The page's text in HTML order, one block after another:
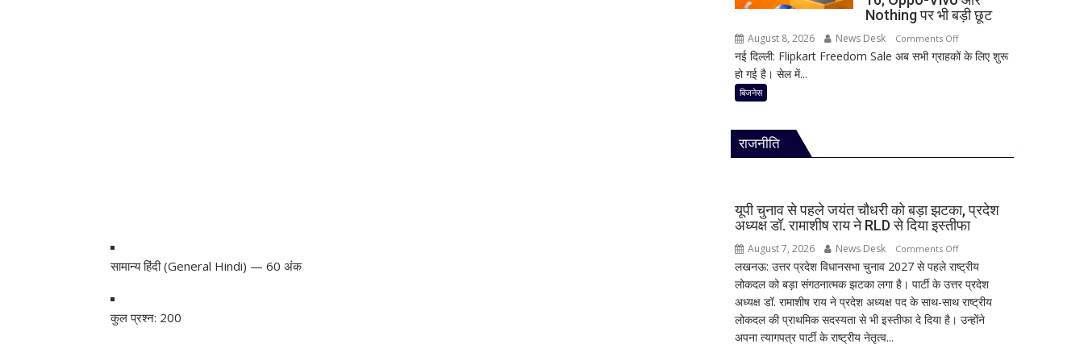
सामान्य हिंदी (General Hindi) — 60 अंक
कुल प्रश्न: 200
कांग्रेस
किया
तक
सांसदों
मौजूदगी
अनिवार्य
Nothing पर भी बड़ी छूट
August 8, 2026 News Desk Comments Offon
Flipkart
बंपर
हजार
तक
सस्ता
iPhone
16;
Oppo-
Vivo
नई दिल्ली: Flipkart Freedom Sale अब सभी ग्राहकों के लिए शुरू
हो गई है। सेल में...
बिजनेस
राजनीति
यूपी चुनाव से पहले जयंत चौधरी को बड़ा झटका, प्रदेश
अध्यक्ष डॉ. रामाशीष राय ने RLD से दिया इस्तीफा
August 7, 2026 News Desk Comments Offon
यूपी
चुनाव
से
पहले
लखनऊ: उत्तर प्रदेश विधानसभा चुनाव 2027 से पहले राष्ट्रीय
लोकदल को बड़ा संगठनात्मक झटका लगा है। पार्टी के उत्तर प्रदेश
अध्यक्ष डॉ. रामाशीष राय ने प्रदेश अध्यक्ष पद के साथ-साथ राष्ट्रीय
लोकदल की प्राथमिक सदस्यता से भी इस्तीफा दे दिया है। उन्होंने
अपना त्यागपत्र पार्टी के राष्ट्रीय नेतृत्व...